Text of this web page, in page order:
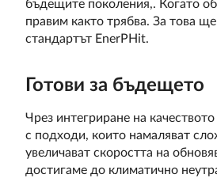
правим както трябва. За това
стандартът EnerPHit.
Готови за бъдещето
Чрез интегриране на
с подходи, които намаляват
увеличават скоростта на
достигаме до климатично